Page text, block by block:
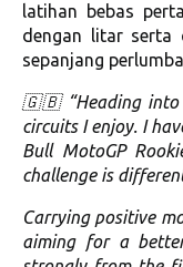
latihan bebas
dengan litar serta
sepanjang
🇬🇧 “Heading into
circuits I enjoy. I
Bull MotoGP
challenge is
Carrying positive
aiming for a